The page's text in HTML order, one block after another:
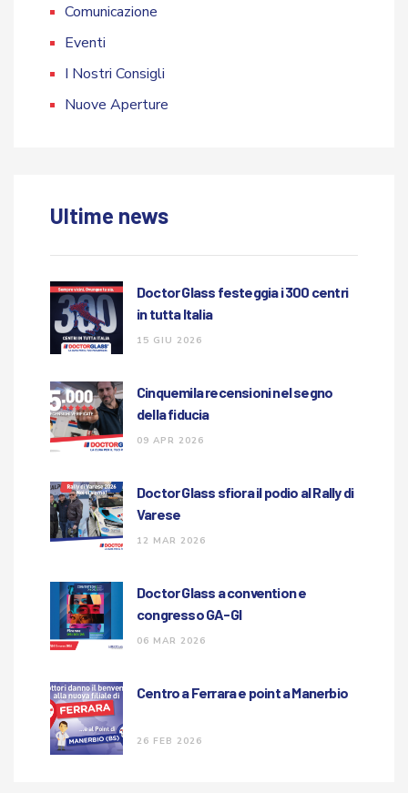
Comunicazione
Eventi
I Nostri Consigli
Nuove Aperture
Ultime news
Doctor Glass festeggia i 300 centri
in tutta Italia
15 GIU 2026
Cinquemila recensioni nel segno
della fiducia
09 APR 2026
Doctor Glass sfiora il podio al Rally di
Varese
12 MAR 2026
Doctor Glass a convention e
congresso GA-GI
06 MAR 2026
Centro a Ferrara e point a Manerbio
26 FEB 2026